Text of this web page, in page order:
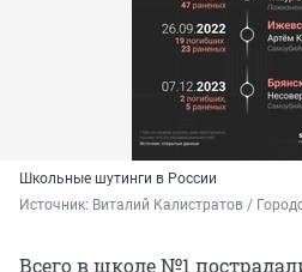
Школьные шутинги в России
Источник: Виталий Калистратов /
Всего в школе №1